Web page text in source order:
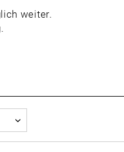
weiter.